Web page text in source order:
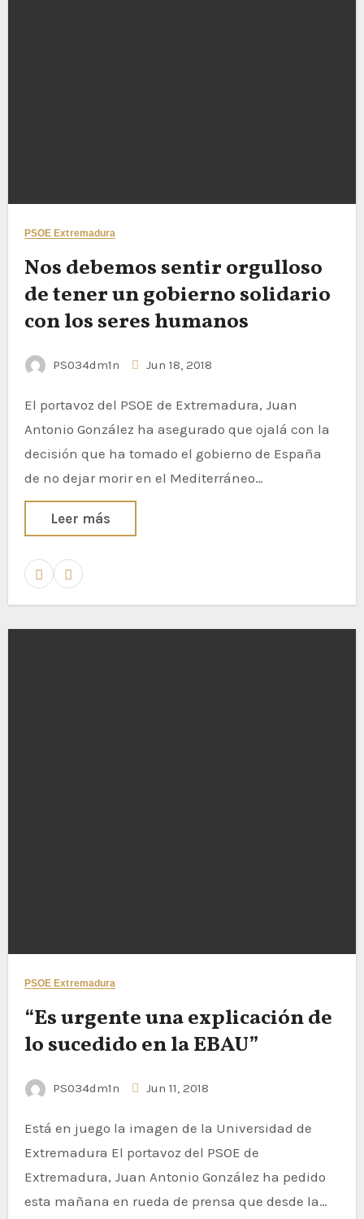
PSOE Extremadura
Nos debemos sentir orgulloso
de tener un gobierno solidario
con los seres humanos
PS034dm1n Jun 18, 2018
El portavoz del PSOE de Extremadura, Juan
Antonio González ha asegurado que ojalá con la
decisión que ha tomado el gobierno de España
de no dejar morir en el Mediterráneo…
Leer más
PSOE Extremadura
“Es urgente una explicación de
lo sucedido en la EBAU”
PS034dm1n Jun 11, 2018
Está en juego la imagen de la Universidad de
Extremadura El portavoz del PSOE de
Extremadura, Juan Antonio González ha pedido
esta mañana en rueda de prensa que desde la…